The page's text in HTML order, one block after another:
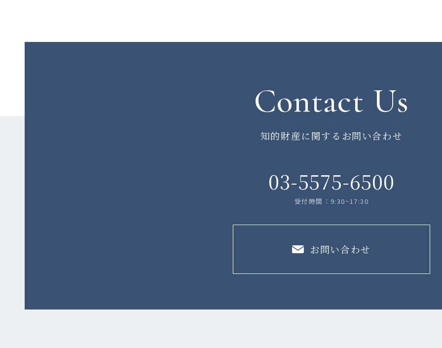
Contact Us
知的財産に関するお問い合わせ
03-5575-6500
受付時間：9:30~17:30
お問い合わせ